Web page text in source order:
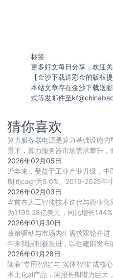
标签
更多好文每日分享，欢迎
【金沙下载送彩金的版权
本站文章存在金沙下载送
式等发邮件至
猜你喜欢
算力服务器电源是算力基础设施
景下，算力服务器市场需求攀升
重要动力。目前国内厂商正积极布
2026年02月05日
近年来，受益于工业产业升级，
期间cagr为5.0%。2019-2025年
2026年02月03日
当前在人工智能技术迭代与商业
为1190.28亿美元，同比增长
2026年01月30日
政策驱动与市场内生需求双轮并
年来我国积极跟进，以住建部发
（bim）、地理信息系统（gis）、
2026年01月28日
随着“专用智能”与“实体智能”成
本土化ai产品，应用长期潜力巨大